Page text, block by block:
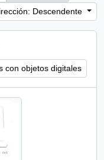
Descendente
con objetos digitales